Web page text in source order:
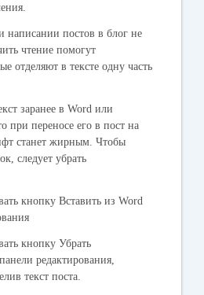
написании постов в блог не
чтение помогут
отделяют в тексте одну часть
заранее в Word или
при переносе его в пост на
станет жирным. Чтобы
следует убрать
кнопку Вставить из Word
кнопку Убрать
редактирования,
текст поста.